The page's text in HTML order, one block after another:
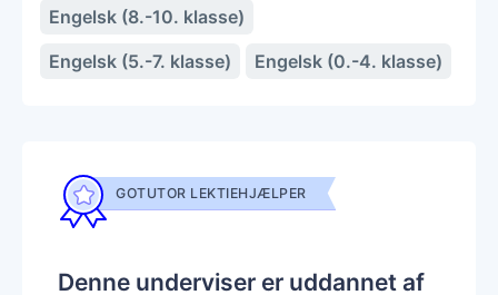
Engelsk (8.-10. klasse)
Engelsk (5.-7. klasse)
Engelsk (0.-4. klasse)
GOTUTOR LEKTIEHJÆLPER
Denne underviser er uddannet af